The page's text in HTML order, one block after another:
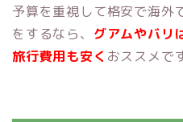
予算を重視して格安で海外
をするなら、 グアムやバリ
旅行費用も安く おススメで